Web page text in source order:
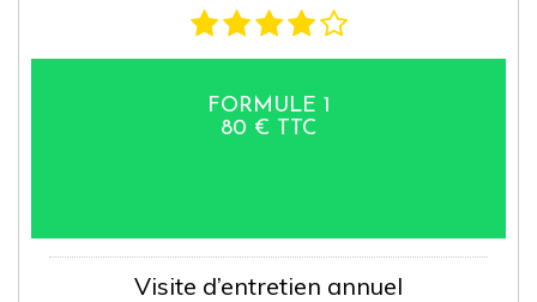
FORMULE 1
80 € TTC
Visite d’entretien annuel